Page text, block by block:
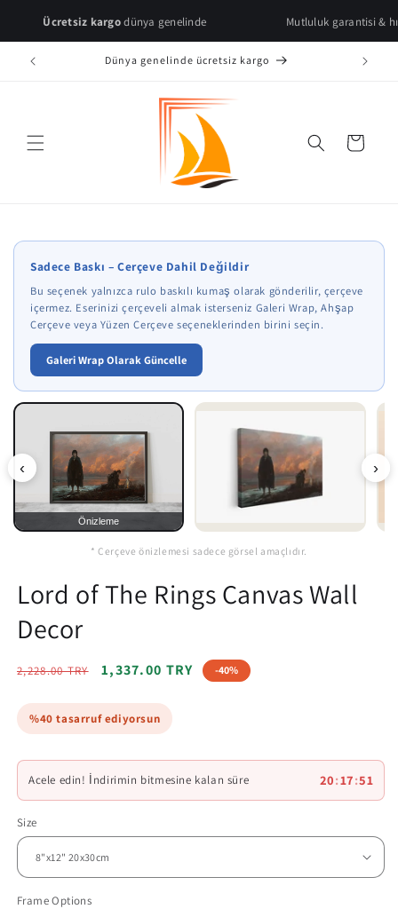
content
kargodünya genelinde Mutluluk garantisi & hızlı
Dünya genelinde ücretsiz kargo
Cart
Sadece Baskı – Çerçeve Dahil Değildir
Bu seçenek yalnızca rulo baskılı kumaş olarak gönderilir, çerçeve
içermez. Eserinizi çerçeveli almak isterseniz Galeri Wrap, Ahşap
Çerçeve veya Yüzen Çerçeve seçeneklerinden birini seçin.
Galeri Wrap Olarak Güncelle
‹ ›
Önizleme
* Çerçeve önizlemesi sadece görsel amaçlıdır.
Lord of The Rings Canvas Wall
Decor
Regular
2,228.00 TRY
Sale
1,337.00 TRY -40%
%40 tasarruf ediyorsun
Acele edin! İndirimin bitmesine kalan süre 20:17:49
Size
Frame Options